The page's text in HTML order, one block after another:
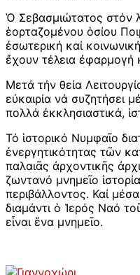
Ὁ Σεβασμιώτατος στόν
ἑορταζομένου ὁσίου
ἐσωτερική καί
ἔχουν τέλεια ἐφαρμογή
Μετά τήν θεία
εὐκαιρία νά συζητήσει
πολλά ἐκκλησιαστικά,
Τό ἱστορικό Νυμφαῖο
ἐνεργητικότητας τῶν
παλαιᾶς ἀρχοντικῆς
ζωντανό μνημεῖο
περιβάλλοντος. Καί
διαμάντι ὁ Ἱερός Ναό
εἶναι ἕνα μνημεῖο.